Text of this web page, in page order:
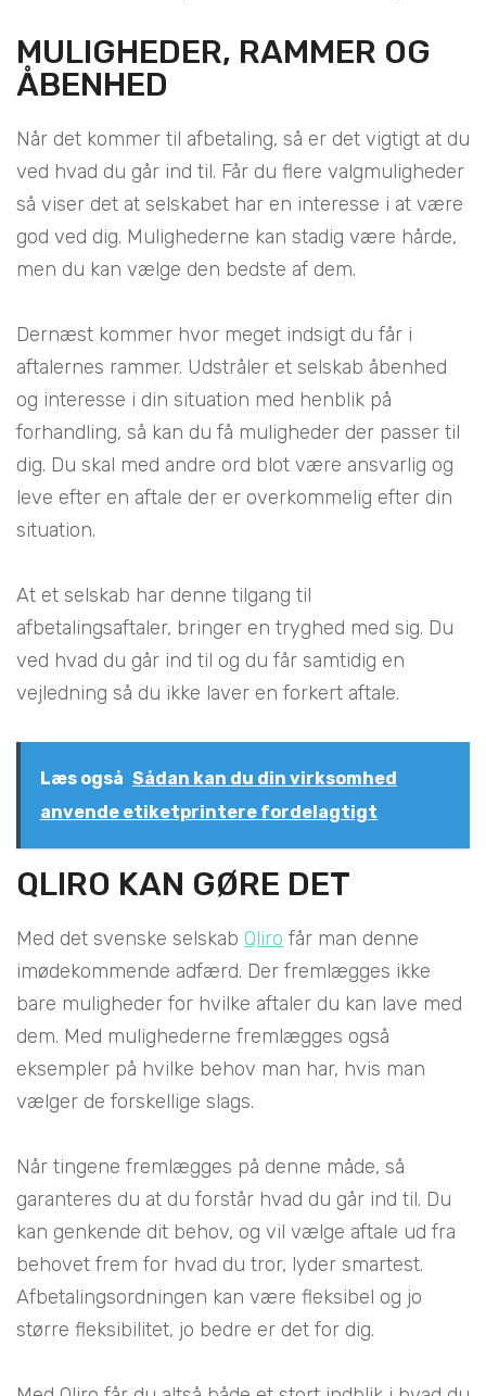
MULIGHEDER, RAMMER OG
ÅBENHED
Når det kommer til afbetaling, så er det vigtigt at du
ved hvad du går ind til. Får du flere valgmuligheder
så viser det at selskabet har en interesse i at være
god ved dig. Mulighederne kan stadig være hårde,
men du kan vælge den bedste af dem.
Dernæst kommer hvor meget indsigt du får i
aftalernes rammer. Udstråler et selskab åbenhed
og interesse i din situation med henblik på
forhandling, så kan du få muligheder der passer til
dig. Du skal med andre ord blot være ansvarlig og
leve efter en aftale der er overkommelig efter din
situation.
At et selskab har denne tilgang til
afbetalingsaftaler, bringer en tryghed med sig. Du
ved hvad du går ind til og du får samtidig en
vejledning så du ikke laver en forkert aftale.
Læs også Sådan kan du din virksomhed
anvende etiketprintere fordelagtigt
QLIRO KAN GØRE DET
Med det svenske selskab Qliro får man denne
imødekommende adfærd. Der fremlægges ikke
bare muligheder for hvilke aftaler du kan lave med
dem. Med mulighederne fremlægges også
eksempler på hvilke behov man har, hvis man
vælger de forskellige slags.
Når tingene fremlægges på denne måde, så
garanteres du at du forstår hvad du går ind til. Du
kan genkende dit behov, og vil vælge aftale ud fra
behovet frem for hvad du tror, lyder smartest.
Afbetalingsordningen kan være fleksibel og jo
større fleksibilitet, jo bedre er det for dig.